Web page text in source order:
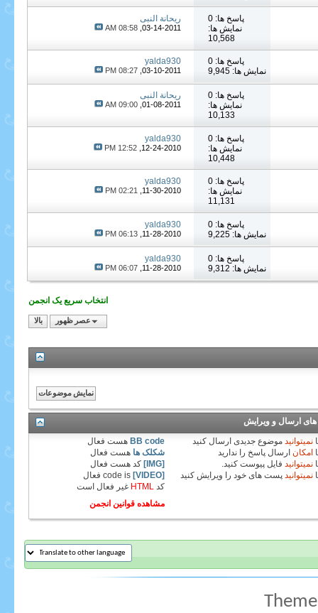
پاسخ ها: 0
نمایش ها:
10,568
ریحانة النبی
03-14-2011,
08:58 AM
پاسخ ها: 0
نمایش ها: 9,945
yalda930
03-10-2011,
08:27 PM
پاسخ ها: 0
نمایش ها:
10,133
ریحانة النبی
01-08-2011,
09:00 AM
پاسخ ها: 0
نمایش ها:
10,448
yalda930
12-24-2010,
12:52 PM
پاسخ ها: 0
نمایش ها:
11,131
yalda930
11-30-2010,
02:21 PM
پاسخ ها: 0
نمایش ها: 9,225
yalda930
11-28-2010,
06:13 PM
پاسخ ها: 0
نمایش ها: 9,312
yalda930
11-28-2010,
06:07 PM
انتخاب سریع یک انجمن
عصر ظهور بالا
ارسال و ویرایش
نمیتوانید موضوع جدیدی ارسال کنید
امکان ارسال پاسخ را ندارید
نمیتوانید فایل پیوست کنید.
نمیتوانید پست های خود را ویرایش کنید
BB code هست فعال
شکلک ها هست فعال
[IMG]
کد هست فعال
[VIDEO]
code is
فعال
کدHTML غیر فعال است
مشاهده قوانین انجمن